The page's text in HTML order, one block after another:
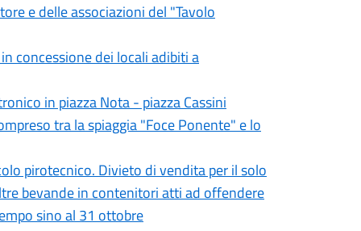
e delle associazioni del "Tavolo
concessione dei locali adibiti a
in piazza Nota - piazza Cassini
tra la spiaggia "Foce Ponente" e lo
pirotecnico. Divieto di vendita per il solo
bevande in contenitori atti ad offendere
sino al 31 ottobre